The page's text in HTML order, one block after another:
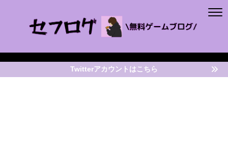
Twitterアカウントはこちら